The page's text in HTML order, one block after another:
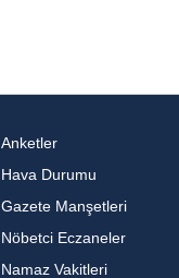
Anketler
Hava Durumu
Gazete Manşetleri
Nöbetci Eczaneler
Namaz Vakitleri